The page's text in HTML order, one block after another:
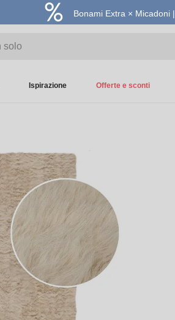
Bonami Extra × Micadoni |
Ispirazione Offerte e sconti